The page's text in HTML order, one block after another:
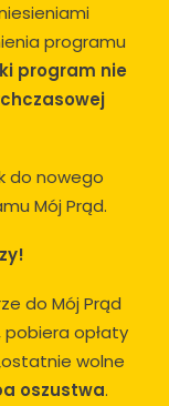
programu
program nie
do nowego
Mój Prąd.
do Mój Prąd
pobiera opłaty
wolne
oszustwa.